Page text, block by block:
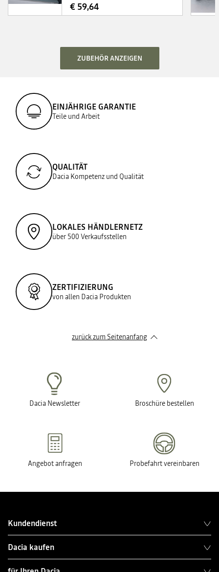
€ 59,64
ZUBEHÖR ANZEIGEN
EINJÄHRIGE GARANTIE
Teile und Arbeit
QUALITÄT
Dacia Kompetenz und Qualität
LOKALES HÄNDLERNETZ
über 500 Verkaufsstellen
ZERTIFIZIERUNG
von allen Dacia Produkten
zurück zum Seitenanfang
Dacia Newsletter Broschüre bestellen
Angebot anfragen Probefahrt vereinbaren
Kundendienst
Dacia kaufen